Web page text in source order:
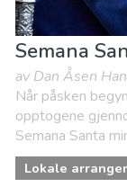
Semana
av Dan Åsen
Når påsken
opptogene
Semana Santa
Lokale